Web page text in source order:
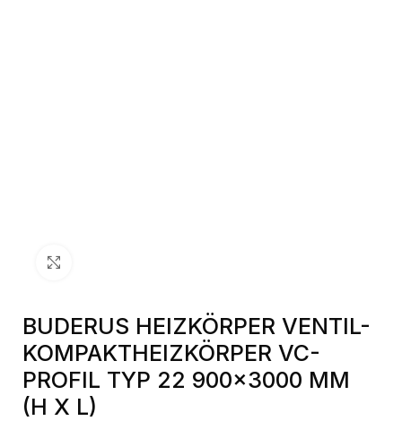
BUDERUS HEIZKÖRPER VENTIL-
KOMPAKTHEIZKÖRPER VC-
PROFIL TYP 22 900×3000 MM
(H X L)